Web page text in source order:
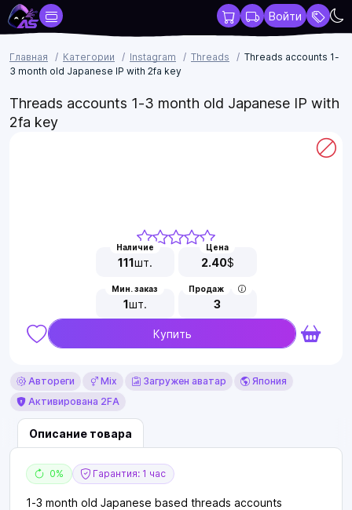
Войти
Главная Категории Instagram Threads
Threads accounts 1-
3 month old Japanese IP with 2fa key
Threads accounts 1-3 month old Japanese IP with
2fa key
Наличие
111шт.
Цена
2.40$
Мин. заказ
1шт.
Продаж
3
Купить
Автореги Mix Загружен аватар
Япония
Активирована 2FA
Описание товара
0% Гарантия: 1 час
1-3 month old Japanese based threads accounts